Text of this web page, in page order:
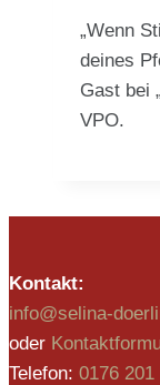
„Wenn
deines
Gast bei
VPO.
Kontakt:
info@selina-
oder
Telefon: 0176 201